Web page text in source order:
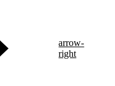
arrow-
right